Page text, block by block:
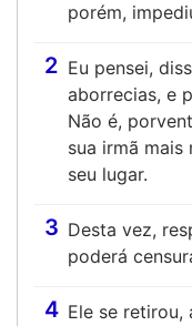
porém,
2 Eu pensei,
aborrecias, e
Não é,
sua irmã mais
seu lugar.
3 Desta vez,
poderá
4 Ele se retirou,